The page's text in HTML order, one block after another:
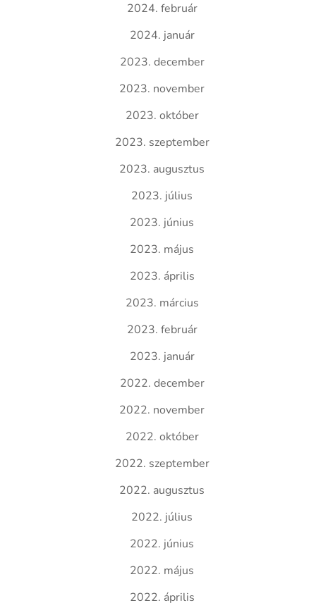
2024. február
2024. január
2023. december
2023. november
2023. október
2023. szeptember
2023. augusztus
2023. július
2023. június
2023. május
2023. április
2023. március
2023. február
2023. január
2022. december
2022. november
2022. október
2022. szeptember
2022. augusztus
2022. július
2022. június
2022. május
2022. április